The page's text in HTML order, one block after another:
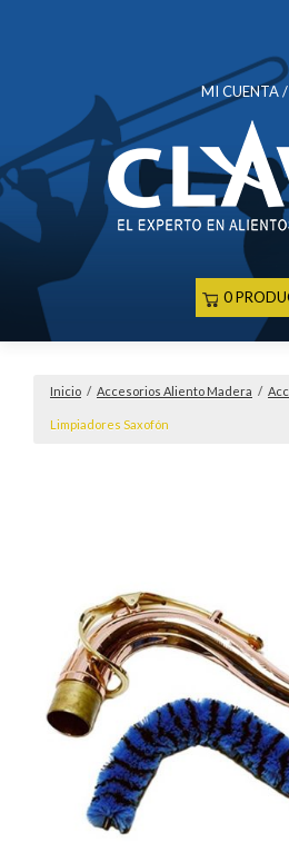
MI CUENTA
0
Inicio / Accesorios Aliento Madera /
Limpiadores Saxofón